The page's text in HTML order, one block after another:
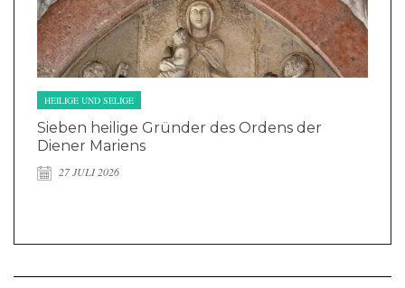
HEILIGE UND SELIGE
Sieben heilige Gründer des Ordens der
Diener Mariens
27 JULI 2026